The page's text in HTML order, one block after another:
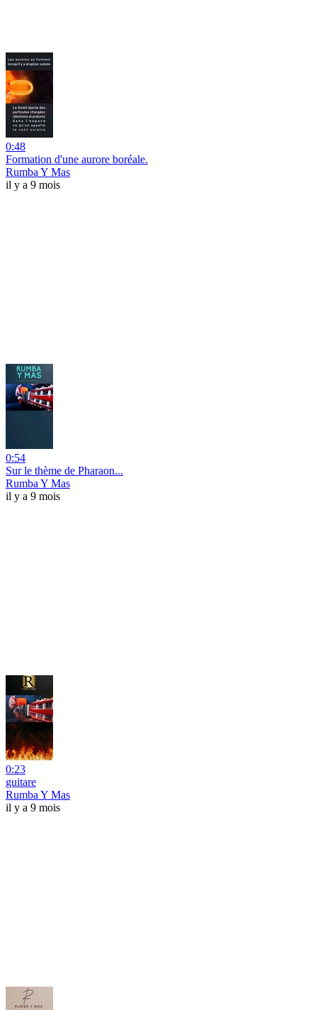
0:48
Formation d'une aurore boréale.
Rumba Y Mas
il y a 9 mois
0:54
Sur le thème de Pharaon...
Rumba Y Mas
il y a 9 mois
0:23
guitare
Rumba Y Mas
il y a 9 mois